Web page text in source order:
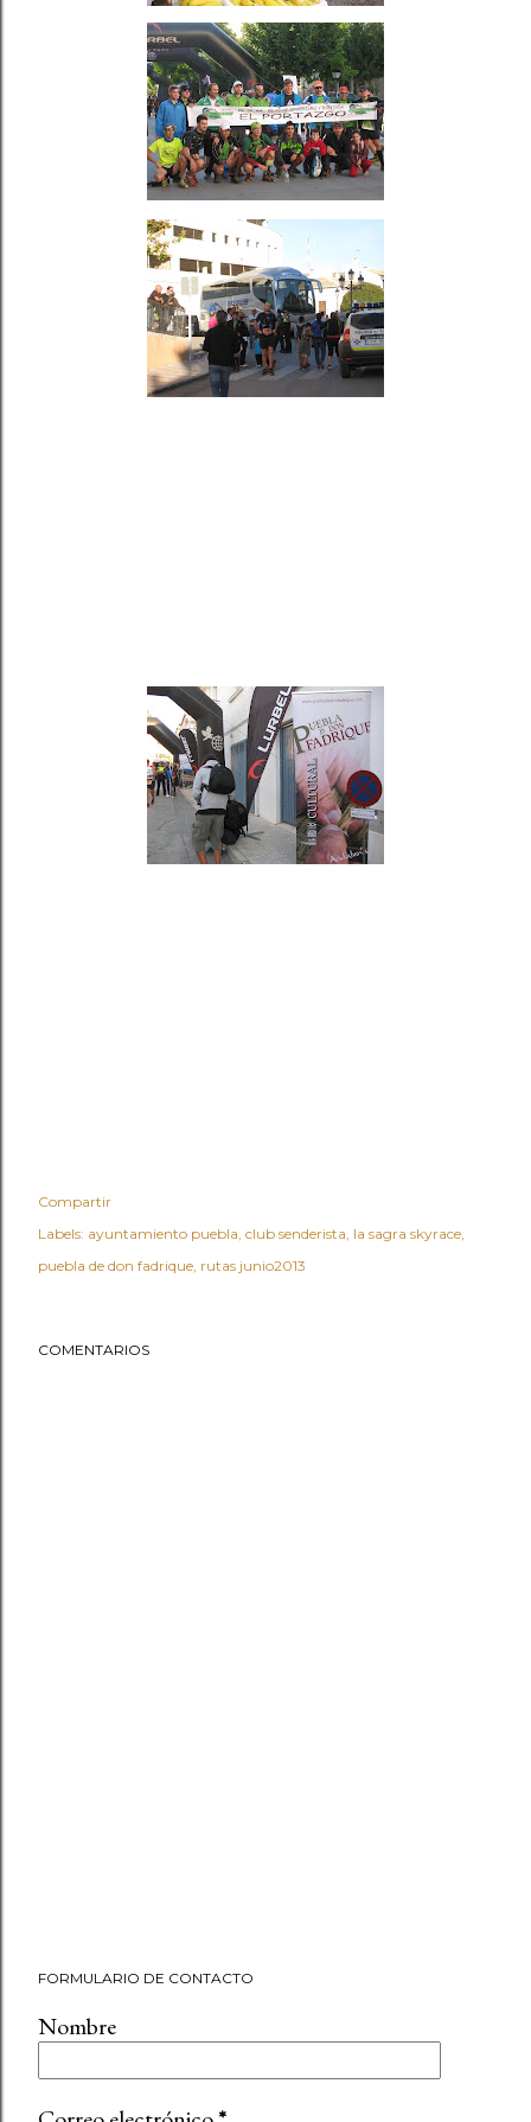
Compartir
Labels: ayuntamiento puebla club senderista la sagra skyrace
puebla de don fadrique rutas junio2013
COMENTARIOS
FORMULARIO DE CONTACTO
Nombre